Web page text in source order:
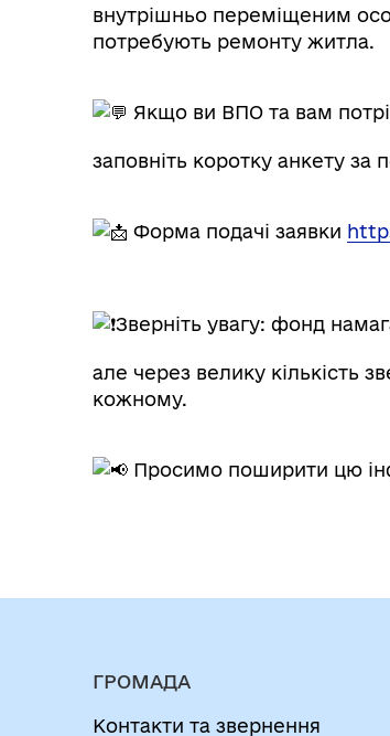
внутрішньо переміщеним
потребують ремонту житла.
Якщо ви ВПО та вам
заповніть коротку анкету за
Форма подачі заявки
Зверніть увагу: фонд
але через велику кількість
кожному.
Просимо поширити цю
ГРОМАДА
Контакти та звернення